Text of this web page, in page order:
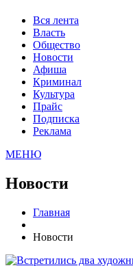
Вся лента
Власть
Общество
Новости
Афиша
Криминал
Культура
Прайс
Подписка
Реклама
МЕНЮ
Новости
Главная
Новости